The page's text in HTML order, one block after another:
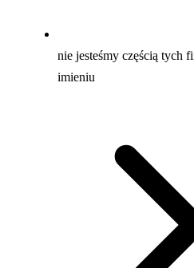
nie jesteśmy częścią tych
imieniu